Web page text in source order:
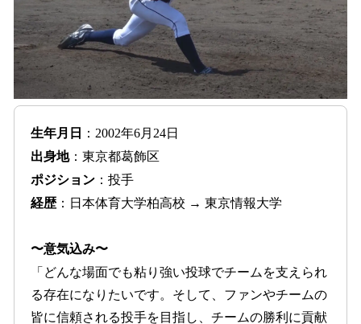
生年月日
：2002年6月24日
出身地：東京都葛飾区
ポジション ：投手
経歴：日本体育大学柏高校 → 東京情報大学
〜意気込み〜
「どんな場面でも粘り強い投球でチームを支えられ
る存在になりたいです。そして、ファンやチームの
皆に信頼される投手を目指し、チームの勝利に貢献